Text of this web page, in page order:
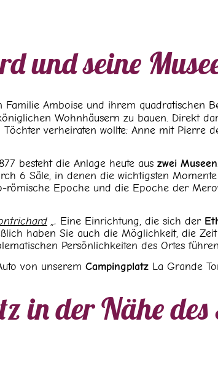
und seine
Amboise und ihrem quadratischen
Wohnhäusern zu bauen. Direkt
verheiraten wollte: Anne mit Pierre
besteht die Anlage heute aus zwei Museen
6 Säle, in denen die wichtigsten
römische Epoche und die Epoche der
„. Eine Einrichtung, die sich der
haben Sie auch die Möglichkeit, die
Persönlichkeiten des Ortes
von unserem CampingplatzLa Grande
der Nähe des